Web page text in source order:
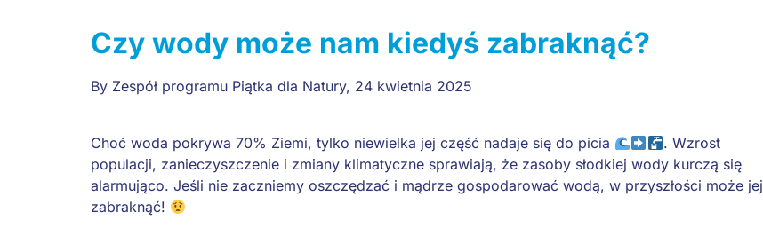
Czy wody może nam kiedyś zabraknąć?
By Zespół programu Piątka dla Natury, 24 kwietnia 2025
Choć woda pokrywa 70% Ziemi, tylko niewielka jej część nadaje się do picia
. Wzrost
populacji, zanieczyszczenie i zmiany klimatyczne sprawiają, że zasoby słodkiej wody kurczą się
alarmująco. Jeśli nie zaczniemy oszczędzać i mądrze gospodarować wodą, w przyszłości może jej
zabraknąć!